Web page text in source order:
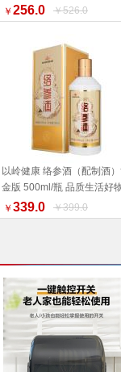
旧包装随机发货 健康食材 福
产品 好物推荐 推荐
￥ 256.0 ￥526.0
以岭健康 络参酒（配制酒
金版 500ml/瓶 品质生活好
荐
￥ 339.0 ￥399.0